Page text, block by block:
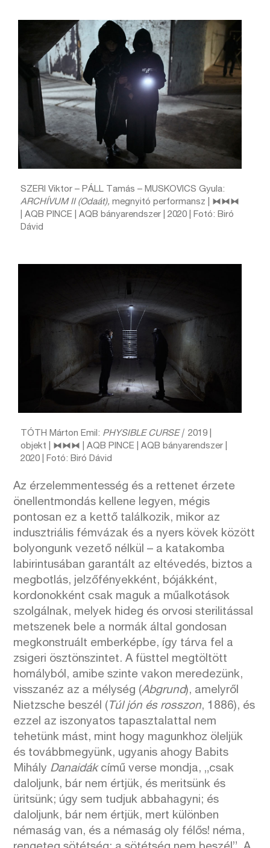
SZERI Viktor – PÁLL Tamás – MUSKOVICS Gyula:
ARCHÍVUM II (Odaát), megnyitó performansz | ⧓⧓⧓
| AQB PINCE | AQB bányarendszer | 2020 | Fotó: Biró
Dávid
TÓTH Márton Emil: PHYSIBLE CURSE | 2019 |
objekt | ⧓⧓⧓ | AQB PINCE | AQB bányarendszer |
2020 | Fotó: Biró Dávid
Az érzelemmentesség és a rettenet érzete
önellentmondás kellene legyen, mégis
pontosan ez a kettő találkozik, mikor az
indusztriális fémvázak és a nyers kövek között
bolyongunk vezető nélkül – a katakomba
labirintusában garantált az eltévedés, biztos a
megbotlás, jelzőfényekként, bójákként,
kordonokként csak maguk a műalkotások
szolgálnak, melyek hideg és orvosi sterilitással
metszenek bele a normák által gondosan
megkonstruált emberképbe, így tárva fel a
zsigeri ösztönszintet. A füsttel megtöltött
homályból, amibe szinte vakon meredezünk,
visszanéz az a mélység (Abgrund), amelyről
Nietzsche beszél ( Túl jón és rosszon, 1886), és
ezzel az iszonyatos tapasztalattal nem
tehetünk mást, mint hogy magunkhoz öleljük
és továbbmegyünk, ugyanis ahogy Babits
Mihály Danaidákcímű verse mondja, „csak
daloljunk, bár nem értjük, és meritsünk és
üritsünk; úgy sem tudjuk abbahagyni; és
daloljunk, bár nem értjük, mert különben
némaság van, és a némaság oly félős! néma,